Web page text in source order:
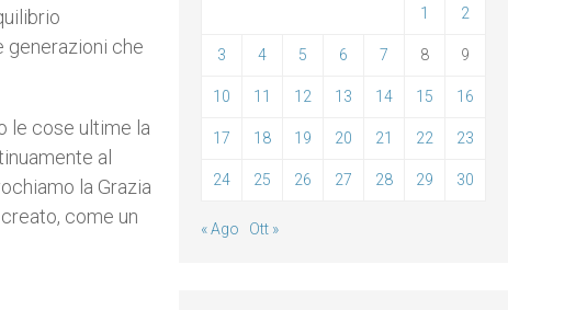
generazioni che
le cose ultime la
al
la Grazia
come un
1 2
3 4 5 6 7 8 9
10 11 12 13 14 15 16
17 18 19 20 21 22 23
24 25 26 27 28 29 30
« Ago Ott »